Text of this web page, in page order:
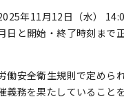
年11月12日（水）
日と開始・終了時刻まで
働安全衛生規則で定めら
義務を果たしていること